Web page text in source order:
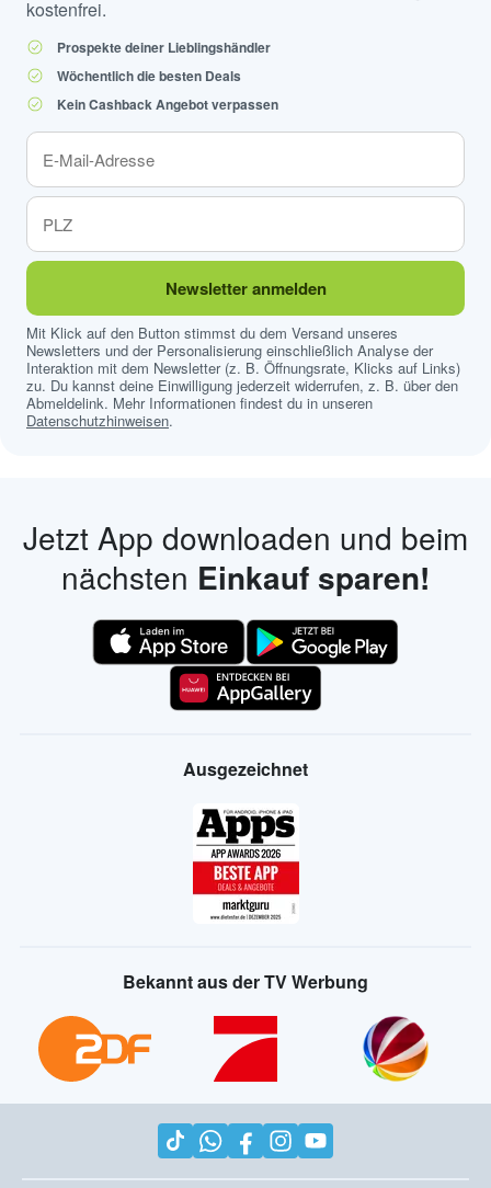
kostenfrei.
Prospekte deiner Lieblingshändler
Wöchentlich die besten Deals
Kein Cashback Angebot verpassen
Newsletter anmelden
Mit Klick auf den Button stimmst du dem Versand unseres
Newsletters und der Personalisierung einschließlich Analyse der
Interaktion mit dem Newsletter (z. B. Öffnungsrate, Klicks auf Links)
zu. Du kannst deine Einwilligung jederzeit widerrufen, z. B. über den
Abmeldelink. Mehr Informationen findest du in unseren
Datenschutzhinweisen.
Jetzt App downloaden und beim
nächsten Einkauf sparen!
Ausgezeichnet
Bekannt aus der TV Werbung